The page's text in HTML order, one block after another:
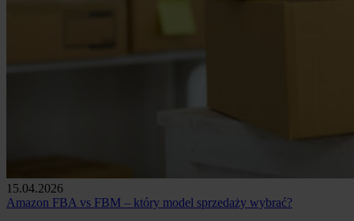
15.04.2026
Amazon FBA vs FBM – który model sprzedaży wybrać?